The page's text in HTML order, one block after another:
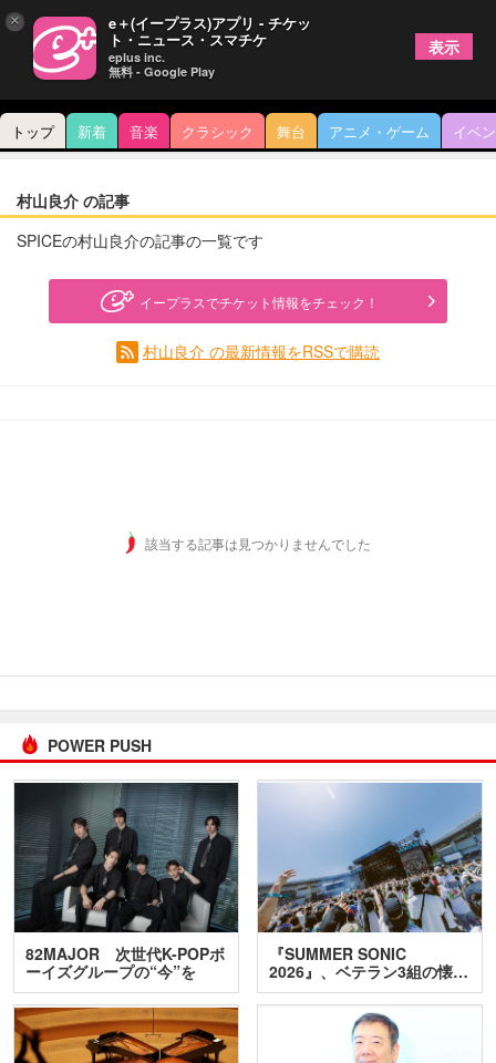
トップ 新着 音楽 クラシック 舞台 アニメ・ゲーム イベ
村山良介 の記事
SPICEの村山良介の記事の一覧です
イープラスでチケット情報をチェック！
村山良介 の最新情報をRSSで購読
該当する記事は見つかりませんでした
POWER PUSH
82MAJOR 次世代K-POPボ
ーイズグループの“今”を
訊…
『SUMMER SONIC
2026』、ベテラン3組の懐…
× e＋(イープラス)アプリ - チケッ
ト・ニュース・スマチケ
eplus inc.
無料 - Google Play
表示